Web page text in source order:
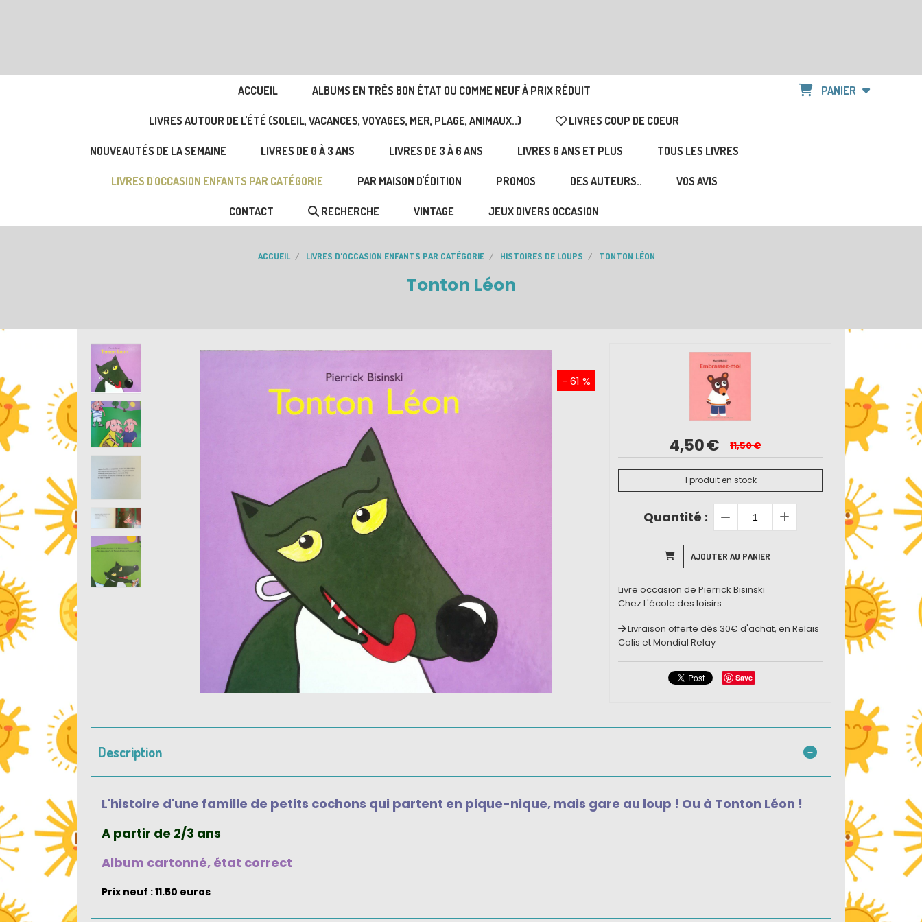
ACCUEIL ALBUMS EN TRÈS BON ÉTAT OU COMME NEUF À PRIX RÉDUIT
LIVRES AUTOUR DE L'ÉTÉ (SOLEIL, VACANCES, VOYAGES, MER, PLAGE, ANIMAUX..) LIVRES COUP DE COEUR
NOUVEAUTÉS DE LA SEMAINE LIVRES DE 0 À 3 ANS LIVRES DE 3 À 6 ANS LIVRES 6 ANS ET PLUS TOUS LES LIVRES
LIVRES D'OCCASION ENFANTS PAR CATÉGORIE PAR MAISON D'ÉDITION PROMOS DES AUTEURS.. VOS AVIS
CONTACT RECHERCHE VINTAGE JEUX DIVERS OCCASION
PANIER
ACCUEIL LIVRES D'OCCASION ENFANTS PAR CATÉGORIE HISTOIRES DE LOUPS TONTON LÉON
Tonton Léon
- 61 %
4,50€ 11,50€
1 produit en stock
Quantité :
AJOUTER AU PANIER
Livre occasion de Pierrick Bisinski
Chez L'école des loisirs
Livraison offerte dès 30€ d'achat, en Relais
Colis et Mondial Relay
Save
Description
L'histoire d'une famille de petits cochons qui partent en pique-nique, mais gare au loup ! Ou à Tonton Léon !
A partir de 2/3 ans
Album cartonné, état correct
Prix neuf : 11.50 euros